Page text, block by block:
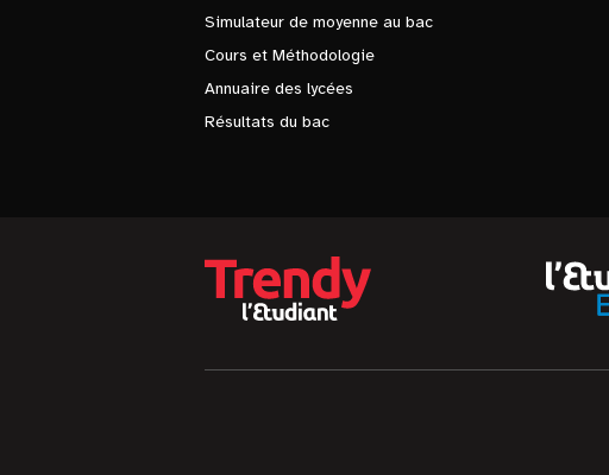
Simulateur de moyenne au bac
Cours et Méthodologie
Annuaire des lycées
Résultats du bac